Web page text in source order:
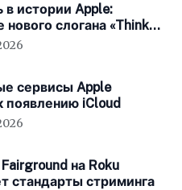
в истории Apple:
слогана «Think
сервисы Apple
появлению iCloud
на Roku
стандарты стриминга